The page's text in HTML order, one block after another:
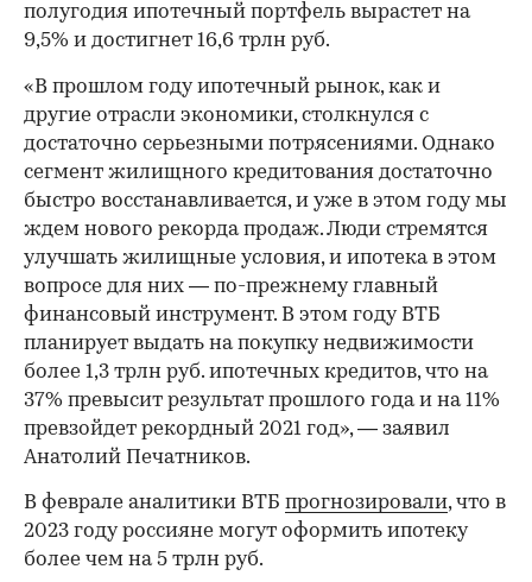
полугодия ипотечный портфель вырастет на
9,5% и достигнет 16,6 трлн руб.
00:00 / 00:00
«В прошлом году ипотечный рынок, как и
другие отрасли экономики, столкнулся с
достаточно серьезными потрясениями. Однако
сегмент жилищного кредитования достаточно
быстро восстанавливается, и уже в этом году мы
ждем нового рекорда продаж. Люди стремятся
улучшать жилищные условия, и ипотека в этом
вопросе для них — по-прежнему главный
финансовый инструмент. В этом году ВТБ
планирует выдать на покупку недвижимости
более 1,3 трлн руб. ипотечных кредитов, что на
37% превысит результат прошлого года и на 11%
превзойдет рекордный 2021 год», — заявил
Анатолий Печатников.
В феврале аналитики ВТБ прогнозировали, что в
2023 году россияне могут оформить ипотеку
более чем на 5 трлн руб.